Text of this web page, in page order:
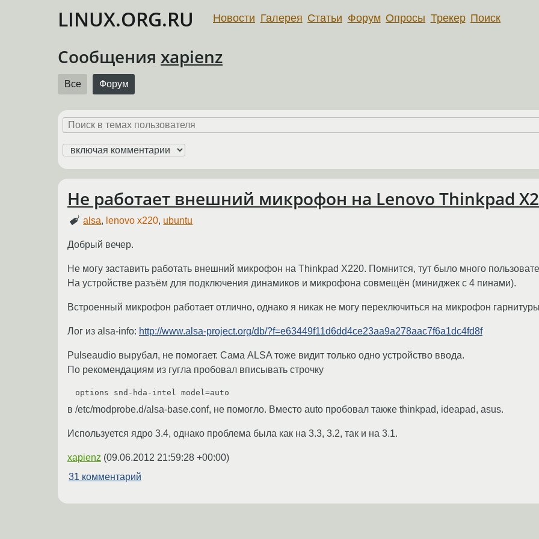
LINUX.ORG.RU Новости Галерея Статьи Форум Опросы Трекер Поиск
Сообщения xapienz
Все Форум
Не работает внешний микрофон на Lenovo Thinkpad
alsa, lenovo x220, ubuntu
Добрый вечер.
Не могу заставить работать внешний микрофон на Thinkpad X220. Помнится, тут было много
На устройстве разъём для подключения динамиков и микрофона совмещён (миниджек с 4 пинами).
Встроенный микрофон работает отлично, однако я никак не могу переключиться на микрофон
Лог из alsa-info: http://www.alsa-project.org/db/?f=e63449f11d6dd4ce23aa9a278aac7f6a1dc4fd8f
Pulseaudio вырубал, не помогает. Сама ALSA тоже видит только одно устройство ввода.
По рекомендациям из гугла пробовал вписывать строчку
options snd-hda-intel model=auto
в /etc/modprobe.d/alsa-base.conf, не помогло. Вместо auto пробовал также thinkpad, ideapad, asus.
Используется ядро 3.4, однако проблема была как на 3.3, 3.2, так и на 3.1.
xapienz (09.06.2012 21:59:28 +00:00)
31 комментарий